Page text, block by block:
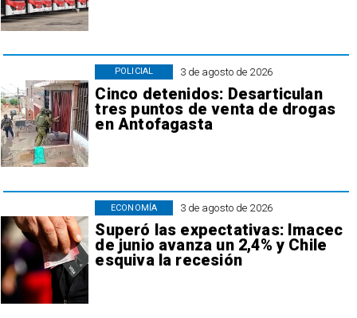
3 de agosto de 2026
Cinco detenidos: Desarticulan
tres puntos de venta de drogas
en Antofagasta
POLICIAL
3 de agosto de 2026
Superó las expectativas: Imacec
de junio avanza un 2,4% y Chile
esquiva la recesión
ECONOMÍA